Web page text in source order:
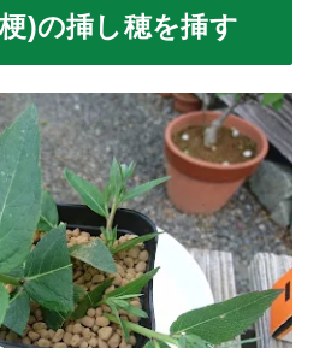
)の挿し穂を挿す